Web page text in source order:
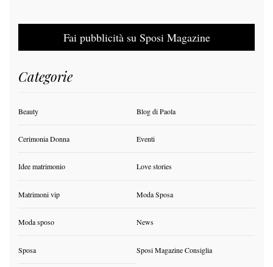
Fai pubblicità su Sposi Magazine
Categorie
Beauty Blog di Paola
Cerimonia Donna Eventi
Idee matrimonio Love stories
Matrimoni vip Moda Sposa
Moda sposo News
Sposa Sposi Magazine Consiglia